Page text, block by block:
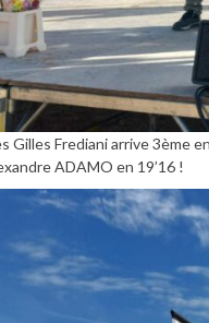
Gilles Frediani arrive 3ème
ADAMO en 19’16 !